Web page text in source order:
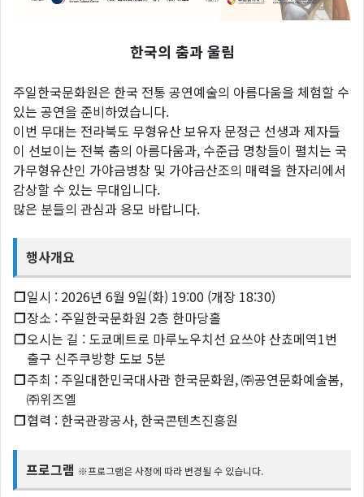
한국의 춤과 울림
주일한국문화원은 한국 전통 공연예술의 아름다움을 체험할 수
있는 공연을 준비하였습니다.
이번 무대는 전라북도 무형유산 보유자 문정근 선생과 제자들
이 선보이는 전북 춤의 아름다움과, 수준급 명창들이 펼치는 국
가무형유산인 가야금병창 및 가야금산조의 매력을 한자리에서
감상할 수 있는 무대입니다.
많은 분들의 관심과 응모 바랍니다.
행사개요
❐일시 : 2026년 6월 9일(화) 19:00 (개장 18:30)
❐장소 : 주일한국문화원 2층 한마당홀
❐오시는 길 : 도쿄메트로 마루노우치선 요쓰야 산쵸메역1번
출구 신주쿠방향 도보 5분
❐주최 : 주일대한민국대사관 한국문화원, ㈜공연문화예술봄,
㈜위즈엘
❐협력 : 한국관광공사, 한국콘텐츠진흥원
프로그램 ※프로그램은 사정에 따라 변경될 수 있습니다.